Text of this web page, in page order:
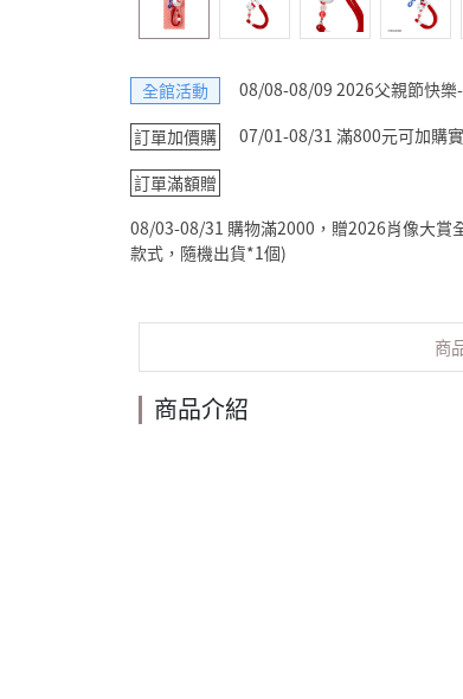
全館活動
08/08-08/09 2026父親節快樂
訂單加價購
07/01-08/31 滿800元可加購
訂單滿額贈
08/03-08/31 購物滿2000，贈2026肖像大賞
款式，隨機出貨*1個)
商
商品介紹